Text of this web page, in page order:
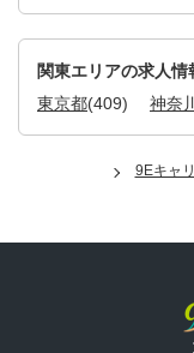
関東エリアの求人情
東京都(409) 神奈
9Eキャ